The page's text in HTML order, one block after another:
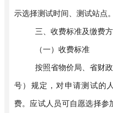
示选择测试时间、测试站点。
三、收费标准及缴费
（一） 收费标准
按照省物价局、省财
号）规定，对申请测试的
费。应试人员可自愿选择参